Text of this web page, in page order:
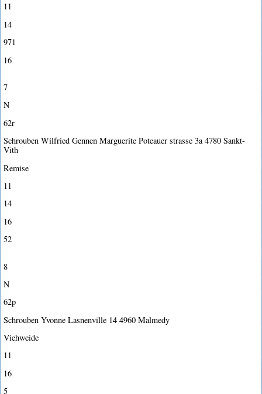
11
14
971
16
7
N
62r
Schrouben Wilfried Gennen Marguerite Poteauer strasse 3a 4780 Sankt-
Vith
Remise
11
14
16
52
8
N
62p
Schrouben Yvonne Lasnenville 14 4960 Malmedy
Viehweide
11
16
5